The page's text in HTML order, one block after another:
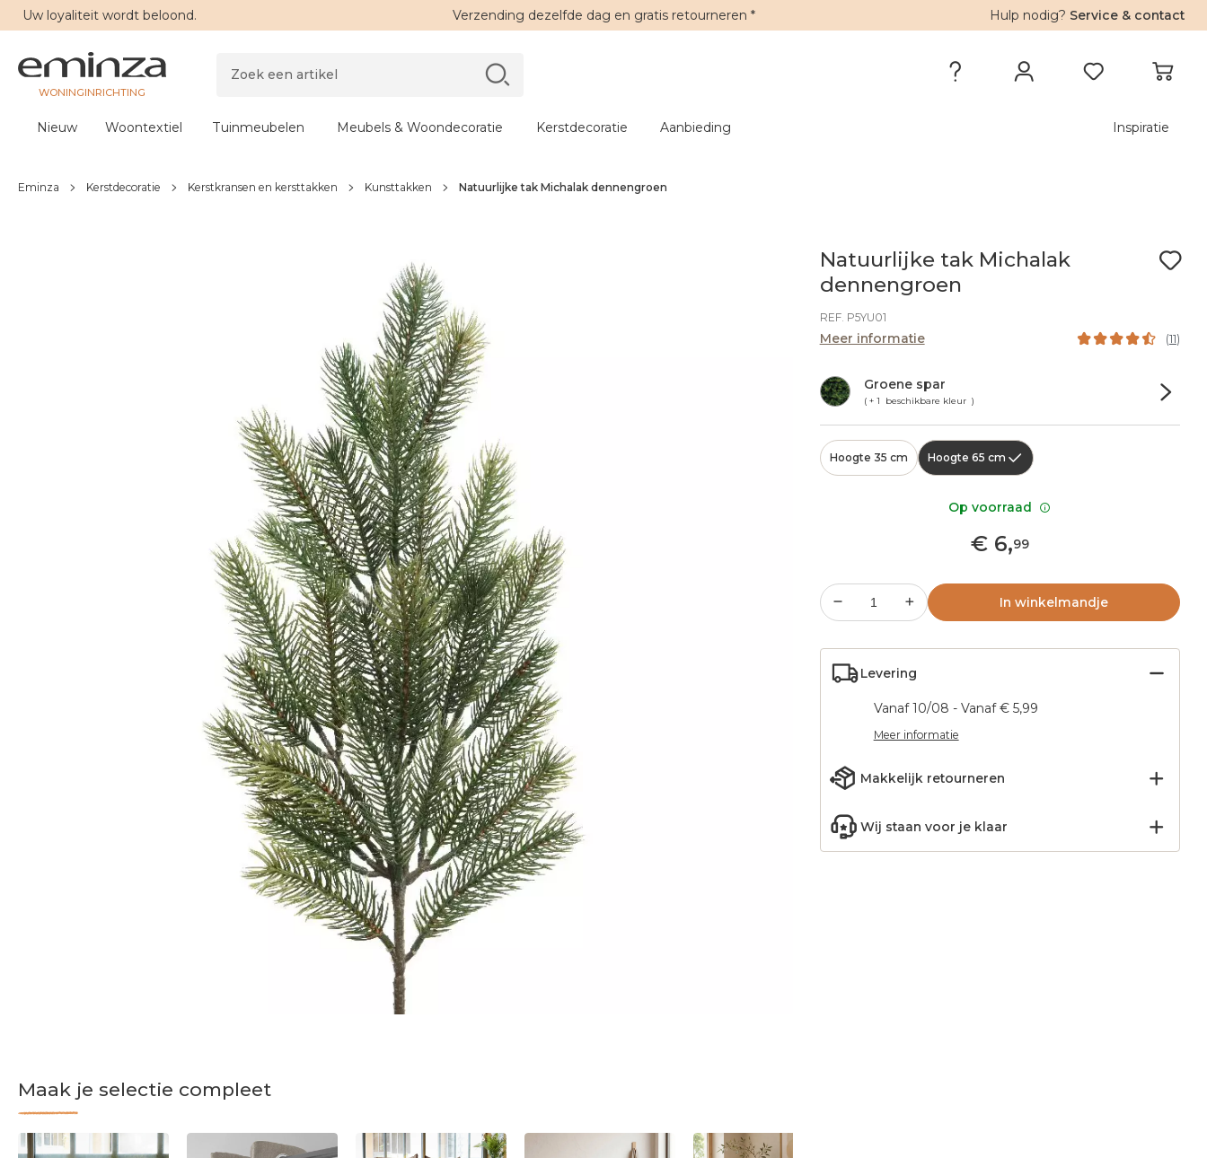
Uw loyaliteit wordt beloond. Verzending dezelfde dag en gratis retourneren * Hulp nodig? Service & contact
WONINGINRICHTING
Nieuw Woontextiel Tuinmeubelen Meubels & Woondecoratie Kerstdecoratie Aanbieding Inspiratie
Eminza Kerstdecoratie Kerstkransen en kersttakken Kunsttakken Natuurlijke tak Michalak dennengroen
Natuurlijke tak Michalak
dennengroen
REF. P5YU01
Meer informatie (11)
Groene spar
( + 1 beschikbare kleur )
Hoogte 35 cm Hoogte 65 cm
€ 6,99
In winkelmandje
Levering
Vanaf 10/08 - Vanaf € 5,99
Meer informatie
Makkelijk retourneren
Wij staan voor je klaar
Maak je selectie compleet